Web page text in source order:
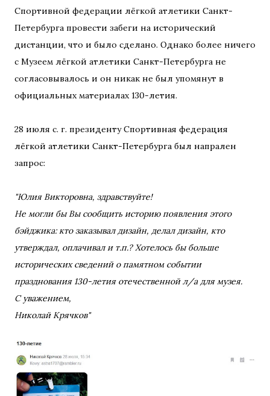
Спортивной федерации лёгкой атлетики Санкт-
Петербурга провести забеги на исторический
дистанции, что и было сделано. Однако более ничего
с Музеем лёгкой атлетики Санкт-Петербурга не
согласовывалось и он никак не был упомянут в
официальных материалах 130-летия.
28 июля с. г. президенту Спортивная федерация
лёгкой атлетики Санкт-Петербурга был напрален
запрос:
"Юлия Викторовна, здравствуйте!
Не могли бы Вы сообщить историю появления этого
бэйджика: кто заказывал дизайн, делал дизайн, кто
утверждал, оплачивал и т.п.? Хотелось бы больше
исторических сведений о памятном событии
празднования 130-летия отечественной л/а для музея.
С уважением,
Николай Крячков"